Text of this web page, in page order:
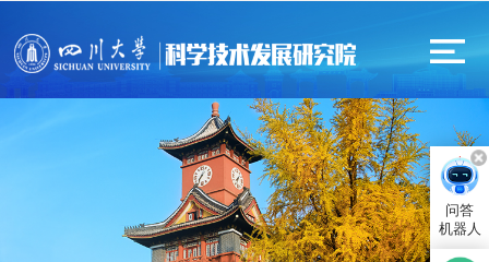
问答
机器人